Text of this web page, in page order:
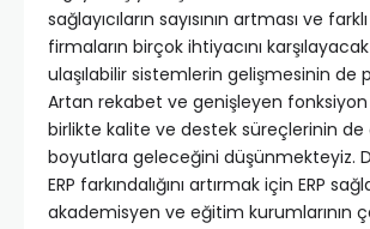
sağlayıcıların sayısının artması ve
firmaların birçok ihtiyacını
ulaşılabilir sistemlerin gelişmesinin de
Artan rekabet ve genişleyen
birlikte kalite ve destek süreçlerinin de
boyutlara geleceğini düşünmekteyiz.
ERP farkındalığını artırmak için ERP
akademisyen ve eğitim kurumlarının